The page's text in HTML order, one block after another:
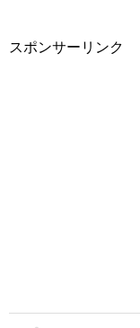
スポンサーリンク